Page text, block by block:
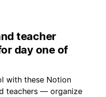
teacher
day one of
with these Notion
teachers — organize